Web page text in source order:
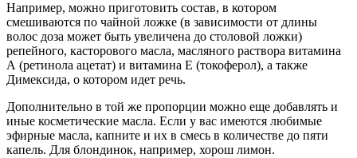
Например, можно приготовить состав, в котором
смешиваются по чайной ложке (в зависимости от длины
волос доза может быть увеличена до столовой ложки)
репейного, касторового масла, масляного раствора витамина
А (ретинола ацетат) и витамина Е (токоферол), а также
Димексида, о котором идет речь.
Дополнительно в той же пропорции можно еще добавлять и
иные косметические масла. Если у вас имеются любимые
эфирные масла, капните и их в смесь в количестве до пяти
капель. Для блондинок, например, хорош лимон.